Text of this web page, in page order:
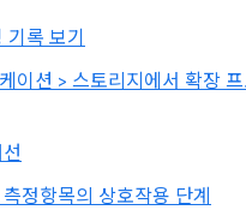
록 보기
이션 > 스토리지에서 확장
정항목의 상호작용 단계